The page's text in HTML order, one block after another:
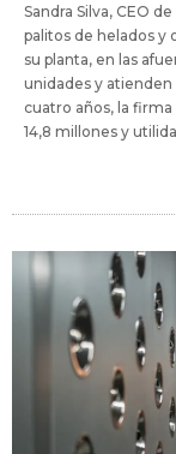
Sandra Silva, CEO
palitos de helados y
su planta, en las
unidades y atienden
cuatro años, la
14,8 millones y